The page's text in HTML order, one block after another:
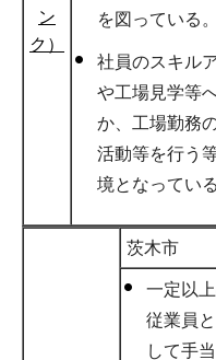
ン
ク）
を図っている。
社員のスキル
や工場見学等
か、工場勤務
活動等を行う
境となっている
茨木市
一定以
従業員
して手